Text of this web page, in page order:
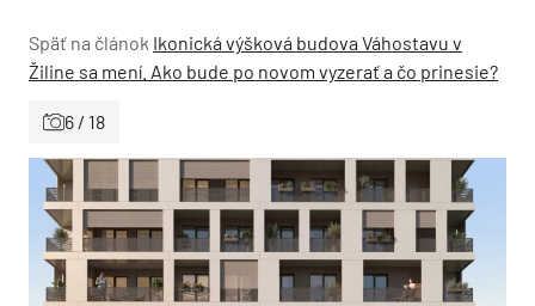
Späť na článok Ikonická výšková budova Váhostavu v
Žiline sa mení. Ako bude po novom vyzerať a čo prinesie?
6 / 18